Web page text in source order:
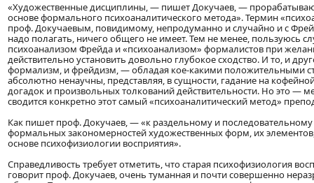
«Художественные дисциплины, — пишет Докучаев, —
основе формального психоаналитического метода». Термин
проф. Докучаевым, повидимому, непродуманно и случайно и с
надо полагать, ничего общего не имеет. Тем не менее, пользуюсь
психоанализом Фрейда и «психоанализом» формалистов при
действительно установить довольно глубокое сходство. И то, и
формализм, и фрейдизм, — обладая кое-какими положительными
абсолютно ненаучны, представляя, в сущности, гадание на
догадок и произвольных толкований действительности. Но это —
сводится конкретно этот самый «психоаналитический метод»
Как пишет проф. Докучаев, — «к раздельному и
формальных закономерностей художественных форм, их элементов,
основе психофизиологии восприятия».
Справедливость требует отметить, что старая психофизиология
говорит проф. Докучаев, очень туманная и почти совершенно